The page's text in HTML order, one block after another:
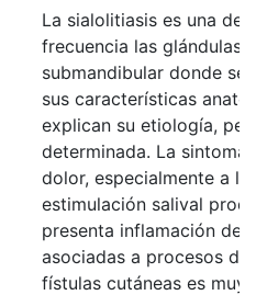
La sialolitiasis es una de
frecuencia las glándulas
submandibular donde se
sus características
explican su etiología,
determinada. La
dolor, especialmente a
estimulación salival
presenta inflamación
asociadas a procesos
fístulas cutáneas es